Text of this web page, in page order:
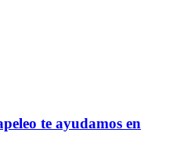
te ayudamos en